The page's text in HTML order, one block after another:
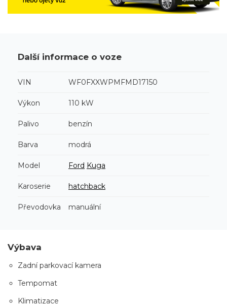
Další informace o voze
VIN WF0FXXWPMFMD17150
Výkon 110 kW
Palivo benzín
Barva modrá
Model Ford Kuga
Karoserie hatchback
Převodovka manuální
Výbava
Zadní parkovací kamera
Tempomat
Klimatizace